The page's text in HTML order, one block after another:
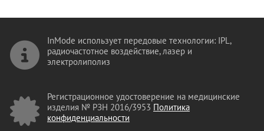
InMode использует передовые технологии: IPL,
радиочастотное воздействие, лазер и
электролиполиз
Регистрационное удостоверение на медицинские
изделия № РЗН 2016/3953 Политика
конфиденциальности